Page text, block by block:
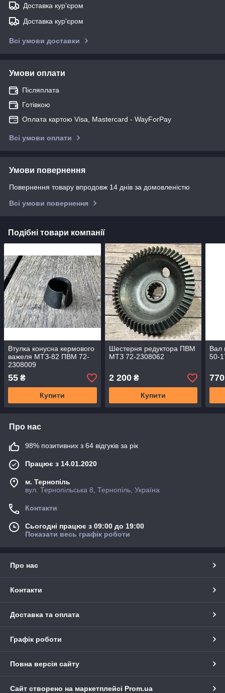
Доставка кур'єром
Доставка кур'єром
Всі умови доставки
Умови оплати
Післяплата
Готівкою
Оплата картою Visa, Mastercard - WayForPay
Всі умови оплати
Умови повернення
Повернення товару впродовж 14 днів за домовленістю
Всі умови повернення
Подібні товари компанії
Втулка конусна кермового
важеля МТЗ-82 ПВМ 72-
2308009
55 ₴
Купити
Шестерня редуктора ПВМ
МТЗ 72-2308062
2 200₴
Купити
Вал
50-
770
Про нас
98% позитивних з 64 відгуків за рік
Працює з 14.01.2020
м. Тернопіль
вул. Тернопільська 8, Тернопіль, Україна
Контакти
Сьогодні працює з 09:00 до 19:00
Показати весь графік роботи
Про нас
Контакти
Доставка та оплата
Графік роботи
Повна версія сайту
Сайт створено на маркетплейсі Prom.ua